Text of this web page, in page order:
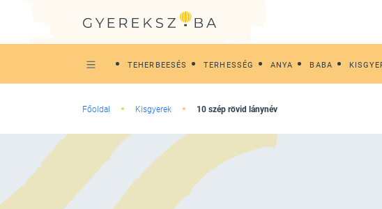
TEHERBEESÉS TERHESSÉG ANYA BABA
Főoldal Kisgyerek 10 szép rövid lánynév